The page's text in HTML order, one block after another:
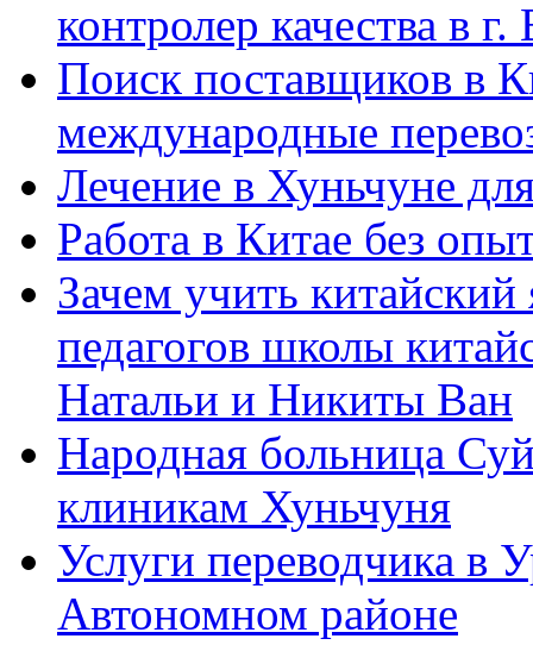
контролер качества в
Поиск поставщиков в
международные
Лечение в Хуньчуне
Работа в Китае без
Зачем учить
педагогов школы
Натальи и Никиты Ван
Народная больница
клиникам Хуньчуня
Услуги переводчика в
Автономном районе